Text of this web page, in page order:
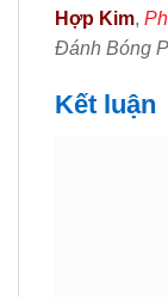
Hợp Kim,
Đánh Bóng
Kết luận